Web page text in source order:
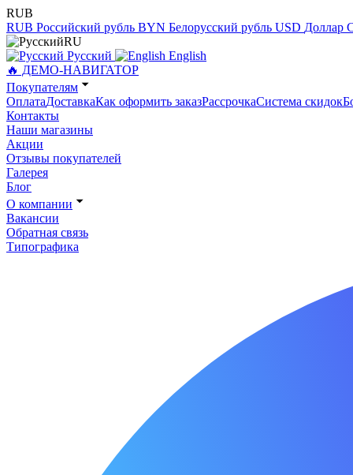
RUB
RUB Российский рубль BYN Белорусский рубль USD
RU
Русский
English
🔥 ДЕМО-НАВИГАТОР
Покупателям
ОплатаДоставкаКак оформить заказРассрочкаСистема скидок
Контакты
Наши магазины
Акции
Отзывы покупателей
Галерея
Блог
О компании
Вакансии
Обратная связь
Типографика